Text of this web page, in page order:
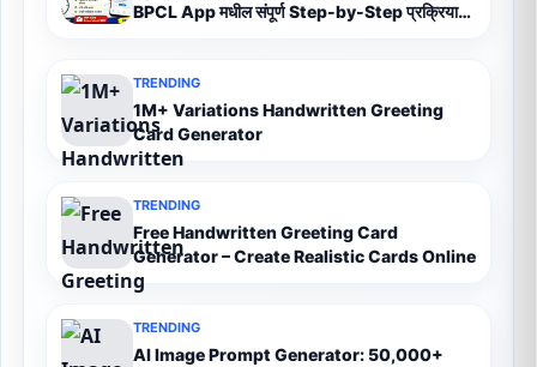
BPCL App मधील संपूर्ण Step-by-Step प्रक्रिया
TRENDING
1M+ Variations Handwritten Greeting
Card Generator
TRENDING
Free Handwritten Greeting Card
Generator – Create Realistic Cards Online
TRENDING
AI Image Prompt Generator: 50,000+